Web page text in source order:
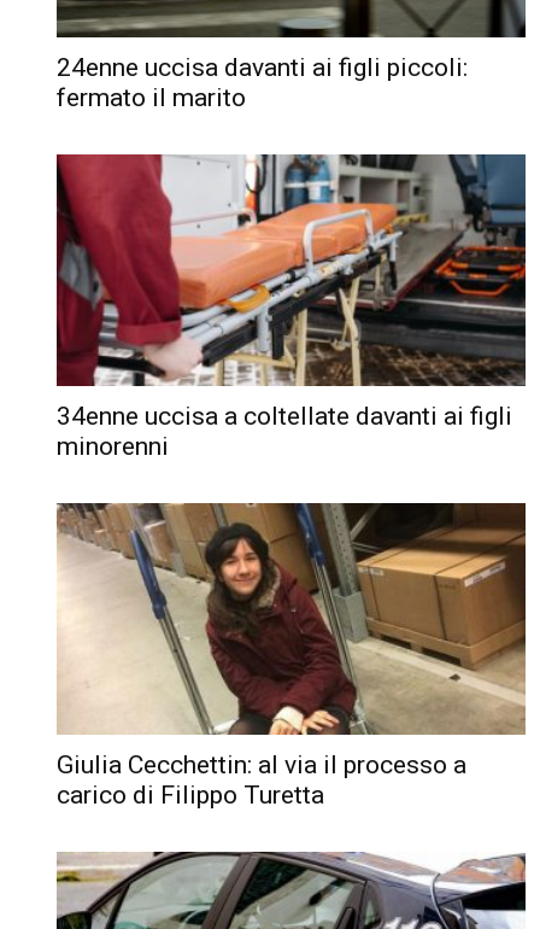
24enne uccisa davanti ai figli piccoli:
fermato il marito
34enne uccisa a coltellate davanti ai figli
minorenni
Giulia Cecchettin: al via il processo a
carico di Filippo Turetta